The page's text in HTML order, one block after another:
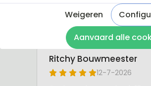
Weigeren
Aanvaard alle